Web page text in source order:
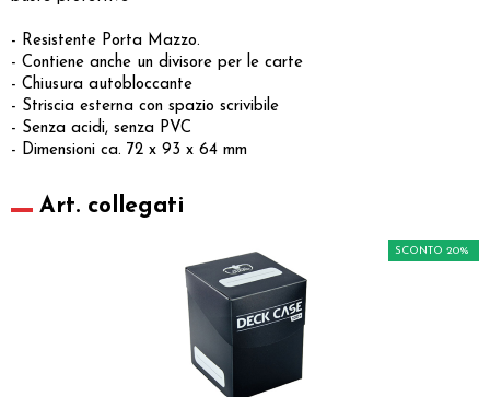
- Resistente Porta Mazzo.
- Contiene anche un divisore per le carte
- Chiusura autobloccante
- Striscia esterna con spazio scrivibile
- Senza acidi, senza PVC
- Dimensioni ca. 72 x 93 x 64 mm
Art. collegati
SCONTO 20%